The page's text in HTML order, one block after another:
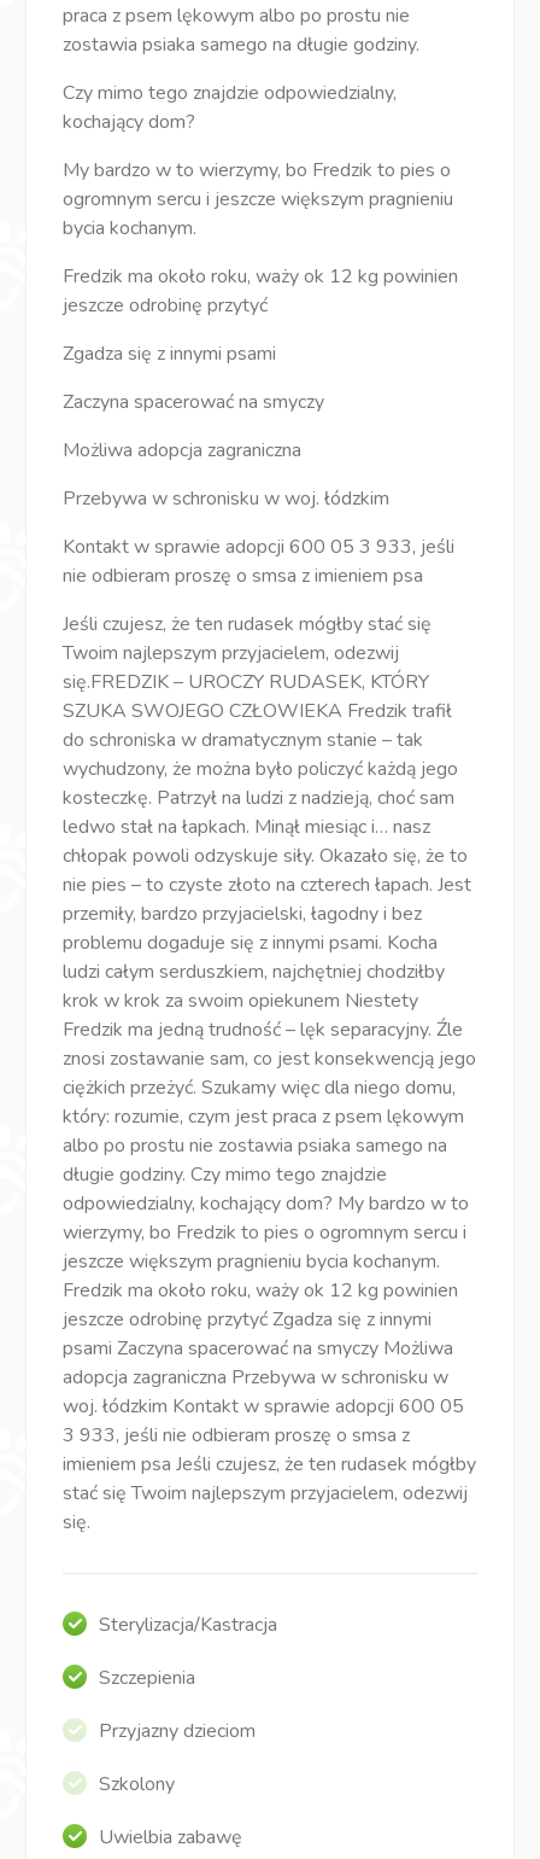
praca z psem lękowym albo po prostu nie
zostawia psiaka samego na długie godziny.
Czy mimo tego znajdzie odpowiedzialny,
kochający dom?
My bardzo w to wierzymy, bo Fredzik to pies o
ogromnym sercu i jeszcze większym pragnieniu
bycia kochanym.
Fredzik ma około roku, waży ok 12 kg powinien
jeszcze odrobinę przytyć
Zgadza się z innymi psami
Zaczyna spacerować na smyczy
Możliwa adopcja zagraniczna
Przebywa w schronisku w woj. łódzkim
Kontakt w sprawie adopcji 600 05 3 933, jeśli
nie odbieram proszę o smsa z imieniem psa
Jeśli czujesz, że ten rudasek mógłby stać się
Twoim najlepszym przyjacielem, odezwij
się.FREDZIK – UROCZY RUDASEK, KTÓRY
SZUKA SWOJEGO CZŁOWIEKA Fredzik trafił
do schroniska w dramatycznym stanie – tak
wychudzony, że można było policzyć każdą jego
kosteczkę. Patrzył na ludzi z nadzieją, choć sam
ledwo stał na łapkach. Minął miesiąc i… nasz
chłopak powoli odzyskuje siły. Okazało się, że to
nie pies – to czyste złoto na czterech łapach. Jest
przemiły, bardzo przyjacielski, łagodny i bez
problemu dogaduje się z innymi psami. Kocha
ludzi całym serduszkiem, najchętniej chodziłby
krok w krok za swoim opiekunem Niestety
Fredzik ma jedną trudność – lęk separacyjny. Źle
znosi zostawanie sam, co jest konsekwencją jego
ciężkich przeżyć. Szukamy więc dla niego domu,
który: rozumie, czym jest praca z psem lękowym
albo po prostu nie zostawia psiaka samego na
długie godziny. Czy mimo tego znajdzie
odpowiedzialny, kochający dom? My bardzo w to
wierzymy, bo Fredzik to pies o ogromnym sercu i
jeszcze większym pragnieniu bycia kochanym.
Fredzik ma około roku, waży ok 12 kg powinien
jeszcze odrobinę przytyć Zgadza się z innymi
psami Zaczyna spacerować na smyczy Możliwa
adopcja zagraniczna Przebywa w schronisku w
woj. łódzkim Kontakt w sprawie adopcji 600 05
3 933, jeśli nie odbieram proszę o smsa z
imieniem psa Jeśli czujesz, że ten rudasek mógłby
stać się Twoim najlepszym przyjacielem, odezwij
się.
Sterylizacja/Kastracja
Szczepienia
Przyjazny dzieciom
Szkolony
Uwielbia zabawę